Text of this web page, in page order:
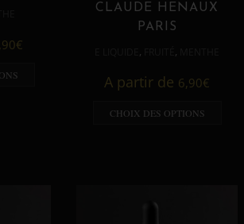
€
CLAUDE HENAUX
PARIS
, ,
A partir de 6,90€
CHOIX DES OPTIONS